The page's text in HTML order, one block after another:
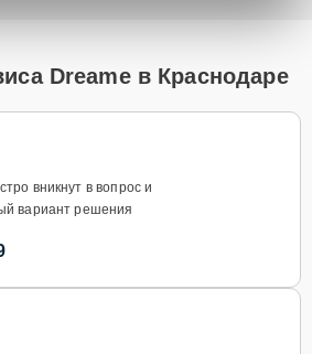
Dreame в Краснодаре
вникнут в вопрос и
вариант решения